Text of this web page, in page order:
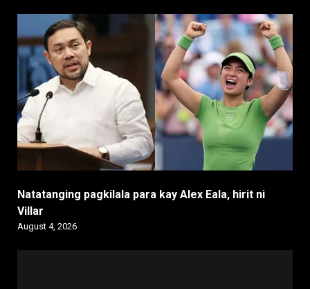
Natatanging pagkilala para kay Alex Eala, hirit ni
Villar
August 4, 2026